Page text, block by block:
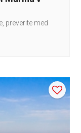
preverite med